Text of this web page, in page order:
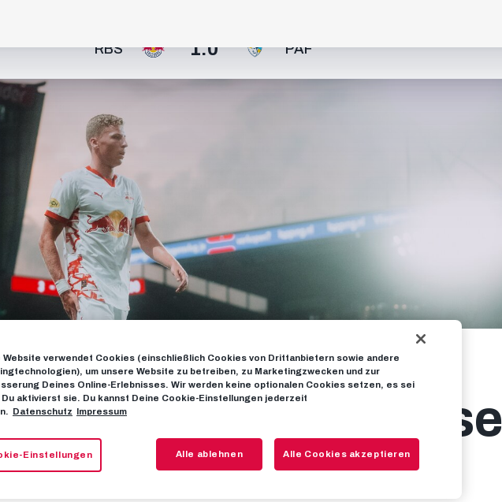
RBS 1:0 PAF
Brempt leihweise
in die Serie A
Website verwendet Cookies (einschließlich Cookies von Drittanbietern sowie andere
um unsere Website zu betreiben, zu Marketingzwecken und zur
Deines Online-Erlebnisses. Wir werden keine optionalen Cookies setzen, es sei
Du aktivierst sie. Du kannst Deine Cookie-Einstellungen jederzeit
Datenschutz Impressum
Einstellungen Alle ablehnen Alle Cookies akzeptieren